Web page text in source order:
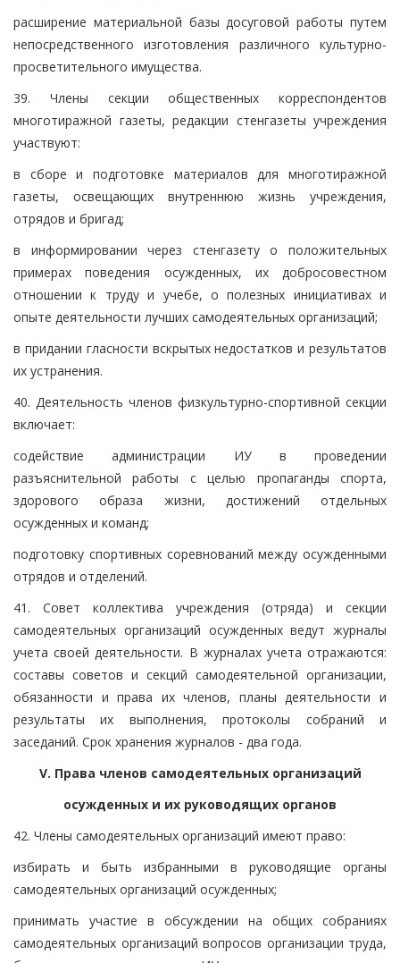
расширение материальной базы досуговой работы путем
непосредственного изготовления различного культурно-
просветительного имущества.
39. Члены секции общественных корреспондентов
многотиражной газеты, редакции стенгазеты учреждения
участвуют:
в сборе и подготовке материалов для многотиражной
газеты, освещающих внутреннюю жизнь учреждения,
отрядов и бригад;
в информировании через стенгазету о положительных
примерах поведения осужденных, их добросовестном
отношении к труду и учебе, о полезных инициативах и
опыте деятельности лучших самодеятельных организаций;
в придании гласности вскрытых недостатков и результатов
их устранения.
40. Деятельность членов физкультурно-спортивной секции
включает:
содействие администрации ИУ в проведении
разъяснительной работы с целью пропаганды спорта,
здорового образа жизни, достижений отдельных
осужденных и команд;
подготовку спортивных соревнований между осужденными
отрядов и отделений.
41. Совет коллектива учреждения (отряда) и секции
самодеятельных организаций осужденных ведут журналы
учета своей деятельности. В журналах учета отражаются:
составы советов и секций самодеятельной организации,
обязанности и права их членов, планы деятельности и
результаты их выполнения, протоколы собраний и
заседаний. Срок хранения журналов - два года.
V. Права членов самодеятельных организаций
осужденных и их руководящих органов
42. Члены самодеятельных организаций имеют право:
избирать и быть избранными в руководящие органы
самодеятельных организаций осужденных;
принимать участие в обсуждении на общих собраниях
самодеятельных организаций вопросов организации труда,